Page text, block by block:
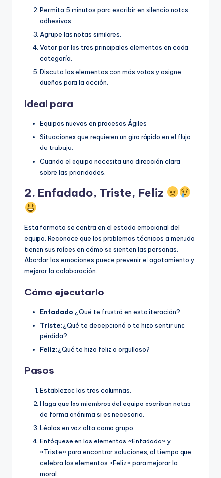
Permita 5 minutos para escribir en silencio notas
adhesivas.
Agrupe las notas similares.
Votar por los tres principales elementos en cada
categoría.
Discuta los elementos con más votos y asigne
dueños para la acción.
Ideal para
Equipos nuevos en procesos Ágiles.
Situaciones que requieren un giro rápido en el flujo
de trabajo.
Cuando el equipo necesita una dirección clara
sobre las prioridades.
2. Enfadado, Triste, Feliz
Esta formato se centra en el estado emocional del
equipo. Reconoce que los problemas técnicos a menudo
tienen sus raíces en cómo se sienten las personas.
Abordar las emociones puede prevenir el agotamiento y
mejorar la colaboración.
Cómo ejecutarlo
Enfadado:¿Qué te frustró en esta iteración?
Triste:¿Qué te decepcionó o te hizo sentir una
pérdida?
Feliz:¿Qué te hizo feliz o orgulloso?
Pasos
Establezca las tres columnas.
Haga que los miembros del equipo escriban notas
de forma anónima si es necesario.
Léalas en voz alta como grupo.
Enfóquese en los elementos «Enfadado» y
«Triste» para encontrar soluciones, al tiempo que
celebra los elementos «Feliz» para mejorar la
moral.